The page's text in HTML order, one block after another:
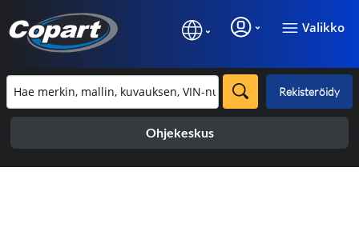
Valikko
Rekisteröidy
Ohjekeskus